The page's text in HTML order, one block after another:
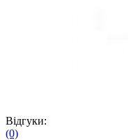
Відгуки:
(0)